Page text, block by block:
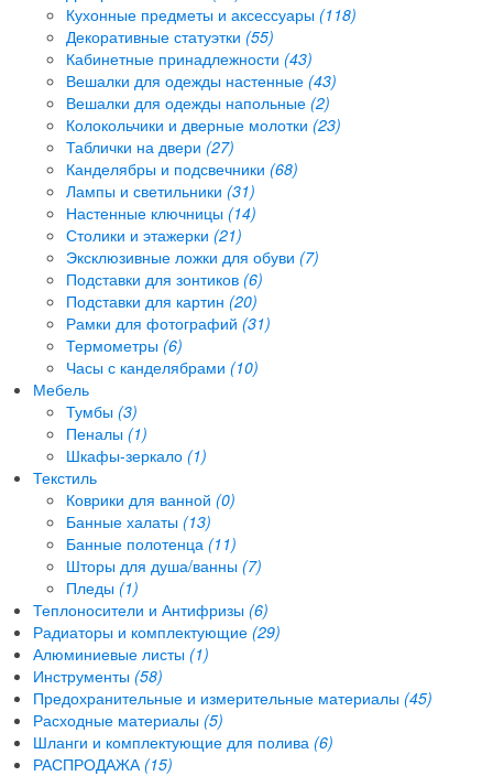
Кухонные предметы и аксессуары (118)
Декоративные статуэтки (55)
Кабинетные принадлежности (43)
Вешалки для одежды настенные (43)
Вешалки для одежды напольные (2)
Колокольчики и дверные молотки (23)
Таблички на двери (27)
Канделябры и подсвечники (68)
Лампы и светильники (31)
Настенные ключницы (14)
Столики и этажерки (21)
Эксклюзивные ложки для обуви (7)
Подставки для зонтиков (6)
Подставки для картин (20)
Рамки для фотографий (31)
Термометры (6)
Часы с канделябрами (10)
Мебель
Тумбы (3)
Пеналы (1)
Шкафы-зеркало (1)
Текстиль
Коврики для ванной (0)
Банные халаты (13)
Банные полотенца (11)
Шторы для душа/ванны (7)
Пледы (1)
Теплоносители и Антифризы (6)
Радиаторы и комплектующие (29)
Алюминиевые листы (1)
Инструменты (58)
Предохранительные и измерительные материалы (45)
Расходные материалы (5)
Шланги и комплектующие для полива (6)
РАСПРОДАЖА (15)